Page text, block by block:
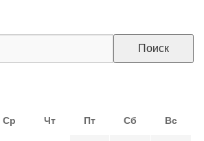
Ср Чт Пт Сб Вс